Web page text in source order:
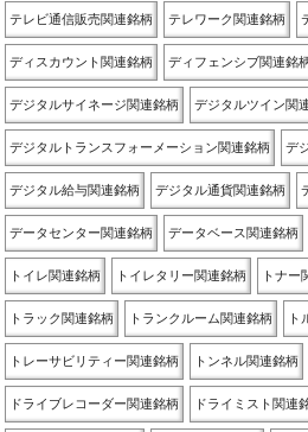
テレビ通信販売関連銘柄 テレワーク関連銘柄
ディスカウント関連銘柄 ディフェンシブ関連銘
デジタルサイネージ関連銘柄 デジタルツイン関
デジタルトランスフォーメーション関連銘柄 デ
デジタル給与関連銘柄 デジタル通貨関連銘柄
データセンター関連銘柄 データベース関連銘柄
トイレ関連銘柄 トイレタリー関連銘柄 トナー
トラック関連銘柄 トランクルーム関連銘柄 ト
トレーサビリティー関連銘柄 トンネル関連銘柄
ドライブレコーダー関連銘柄 ドライミスト関連